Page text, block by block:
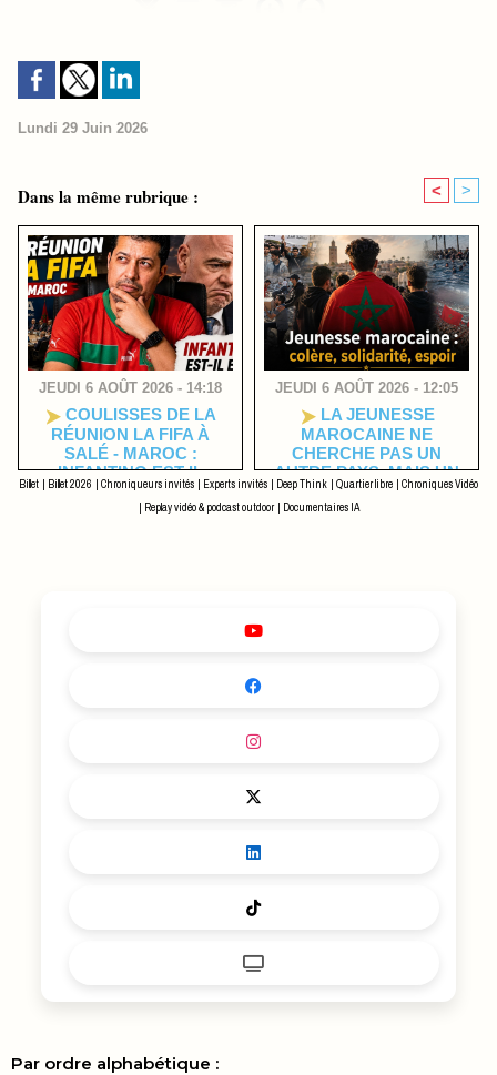
Lundi 29 Juin 2026
Dans la même rubrique : < >
JEUDI 6 AOÛT 2026 - 14:18
COULISSES DE LA
RÉUNION LA FIFA À
SALÉ - MAROC :
INFANTINO EST-IL
ENCORE MAÎTRE DU
JEU ?
JEUDI 6 AOÛT 2026 - 12:05
LA JEUNESSE
MAROCAINE NE
CHERCHE PAS UN
AUTRE PAYS, MAIS UN
MAROC MEILLEUR
Billet | Billet 2026 | Chroniqueurs invités | Experts invités | Deep Think | Quartier libre | Chroniques Vidéo
| Replay vidéo & podcast outdoor | Documentaires IA
Par ordre alphabétique :